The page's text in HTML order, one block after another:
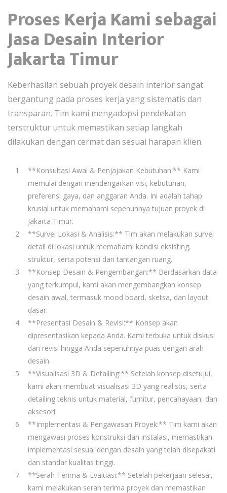
Proses Kerja Kami sebagai
Jasa Desain Interior
Jakarta Timur
Keberhasilan sebuah proyek desain interior sangat
bergantung pada proses kerja yang sistematis dan
transparan. Tim kami mengadopsi pendekatan
terstruktur untuk memastikan setiap langkah
dilakukan dengan cermat dan sesuai harapan klien.
**Konsultasi Awal & Penjajakan Kebutuhan:** Kami
memulai dengan mendengarkan visi, kebutuhan,
preferensi gaya, dan anggaran Anda. Ini adalah tahap
krusial untuk memahami sepenuhnya tujuan proyek di
Jakarta Timur.
**Survei Lokasi & Analisis:** Tim akan melakukan survei
detail di lokasi untuk memahami kondisi eksisting,
struktur, serta potensi dan tantangan ruang.
**Konsep Desain & Pengembangan:** Berdasarkan data
yang terkumpul, kami akan mengembangkan konsep
desain awal, termasuk mood board, sketsa, dan layout
dasar.
**Presentasi Desain & Revisi:** Konsep akan
dipresentasikan kepada Anda. Kami terbuka untuk diskusi
dan revisi hingga Anda sepenuhnya puas dengan arah
desain.
**Visualisasi 3D & Detailing:** Setelah konsep disetujui,
kami akan membuat visualisasi 3D yang realistis, serta
detailing teknis untuk material, furnitur, pencahayaan, dan
aksesori.
**Implementasi & Pengawasan Proyek:** Tim kami akan
mengawasi proses konstruksi dan instalasi, memastikan
implementasi sesuai dengan desain yang telah disepakati
dan standar kualitas tinggi.
**Serah Terima & Evaluasi:** Setelah pekerjaan selesai,
kami melakukan serah terima proyek dan memastikan